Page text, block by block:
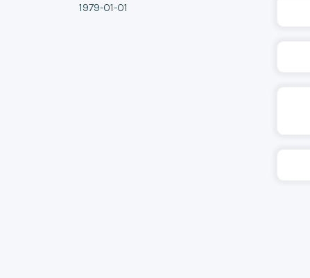
1979-01-01